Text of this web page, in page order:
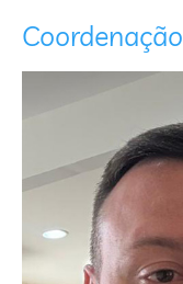
Coordenação